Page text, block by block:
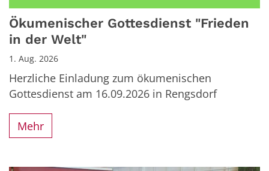
Ökumenischer Gottesdienst "Frieden
in der Welt"
1. Aug. 2026
Herzliche Einladung zum ökumenischen
Gottesdienst am 16.09.2026 in Rengsdorf
Mehr